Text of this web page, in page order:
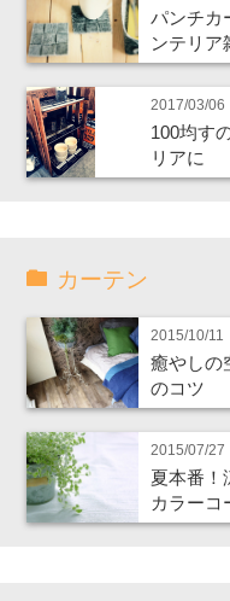
パンチカ
ンテリア
2017/03/06
100均す
リアに
カーテン
2015/10/11
癒やしの
のコツ
2015/07/27
夏本番！
カラーコ